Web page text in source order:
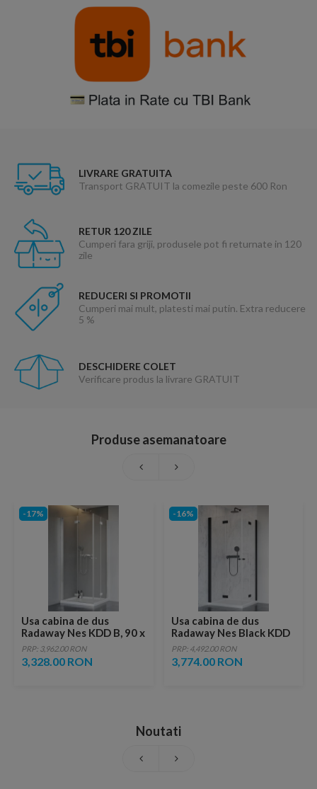
LIVRARE GRATUITA
Transport GRATUIT la comezile peste 600 Ron
RETUR 120 ZILE
Cumperi fara griji, produsele pot fi returnate in 120
zile
REDUCERI SI PROMOTII
Cumperi mai mult, platesti mai putin. Extra reducere
5 %
DESCHIDERE COLET
Verificare produs la livrare GRATUIT
Produse asemanatoare
-17%
Usa cabina de dus
Radaway Nes KDD B, 90 x
H200 cm
PRP: 3,962.00 RON
3,328.00 RON
-16%
Usa cabina de dus
Radaway Nes Black KDD
B, 100 x H200 cm, negru
PRP: 4,492.00 RON
3,774.00 RON
Noutati